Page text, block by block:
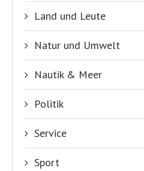
Land und Leute
Natur und Umwelt
Nautik & Meer
Politik
Service
Sport